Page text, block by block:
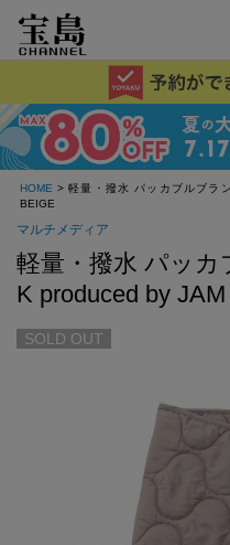
HOME > 軽量・撥水 パッカブルブラ
BEIGE
マルチメディア
軽量・撥水 パッ
K produced by
SOLD OUT